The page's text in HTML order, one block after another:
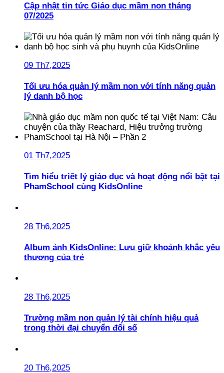
Cập nhật tin tức Giáo dục mầm non tháng
07/2025
09 Th7,2025
Tối ưu hóa quản lý mầm non với tính năng quản
lý danh bộ học
01 Th7,2025
Tìm hiểu triết lý giáo dục và hoạt động nổi bật tại
PhamSchool cùng KidsOnline
28 Th6,2025
Album ảnh KidsOnline: Lưu giữ khoảnh khắc yêu
thương của trẻ
28 Th6,2025
Trường mầm non quản lý tài chính hiệu quả
trong thời đại chuyển đổi số
20 Th6,2025